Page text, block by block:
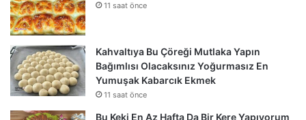
11 saat önce
Kahvaltıya Bu Çöreği Mutlaka Yapın
Bağımlısı Olacaksınız Yoğurmasız En
Yumuşak Kabarcık Ekmek
11 saat önce
Bu Keki En Az Hafta Da Bir Kere Yapıyorum